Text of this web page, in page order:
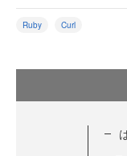
Ruby Curl